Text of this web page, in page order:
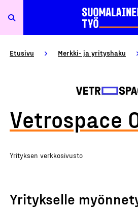
Etusivu Merkki- ja yrityshaku
Vetrospace
Yrityksen verkkosivusto
Yritykselle